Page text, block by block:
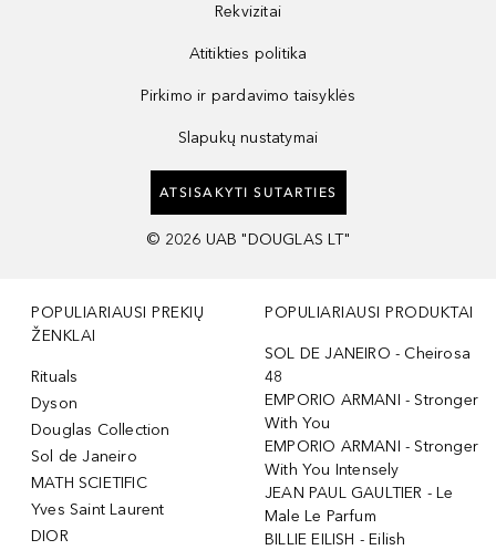
Rekvizitai
Atitikties politika
Pirkimo ir pardavimo taisyklės
Slapukų nustatymai
ATSISAKYTI SUTARTIES
© 2026 UAB "DOUGLAS LT"
POPULIARIAUSI PREKIŲ
ŽENKLAI
Rituals
Dyson
Douglas Collection
Sol de Janeiro
MATH SCIETIFIC
Yves Saint Laurent
DIOR
POPULIARIAUSI PRODUKTAI
SOL DE JANEIRO - Cheirosa
48
EMPORIO ARMANI - Stronger
With You
EMPORIO ARMANI - Stronger
With You Intensely
JEAN PAUL GAULTIER - Le
Male Le Parfum
BILLIE EILISH - Eilish